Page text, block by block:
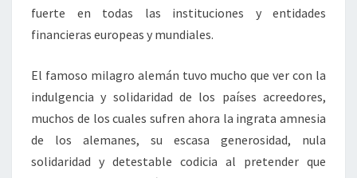
fuerte en todas las instituciones y entidades
financieras europeas y mundiales.
El famoso milagro alemán tuvo mucho que ver con la
indulgencia y solidaridad de los países acreedores,
muchos de los cuales sufren ahora la ingrata amnesia
de los alemanes, su escasa generosidad, nula
solidaridad y detestable codicia al pretender que